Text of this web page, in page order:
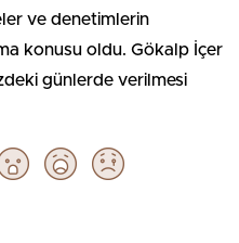
ve denetimlerin
konusu oldu. Gökalp İçer
günlerde verilmesi